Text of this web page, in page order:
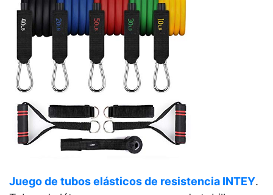
Juego de tubos elásticos de resistencia INTEY.